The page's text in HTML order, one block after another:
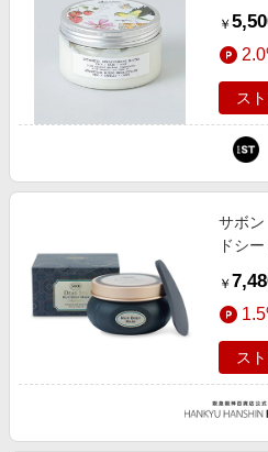
ャル
ィ（旧
￥
ス
サボン
ドシ
￥
ス